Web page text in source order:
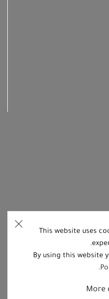
This website uses
By using this website
.
More
معنا
الاجتماعي